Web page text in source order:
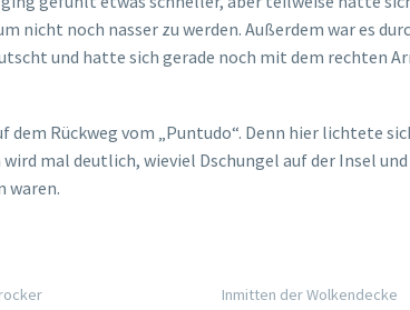
nicht noch nasser zu werden. Außerdem war es
und hatte sich gerade noch mit dem rechten
Rückweg vom „Puntudo“. Denn hier lichtete
mal deutlich, wieviel Dschungel auf der Insel
waren.
Inmitten der Wolkendecke